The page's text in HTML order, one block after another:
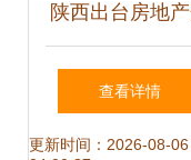
陕西出台房地
发企业资质管理
规 规范经营行为
查看详情
更新时间：2026-08-06